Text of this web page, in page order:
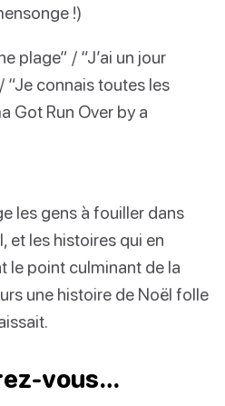
!)
plage” / “J’ai un jour
“Je connais toutes les
Got Run Over by a
les gens à fouiller dans
et les histoires qui en
le point culminant de la
une histoire de Noël folle
vous…